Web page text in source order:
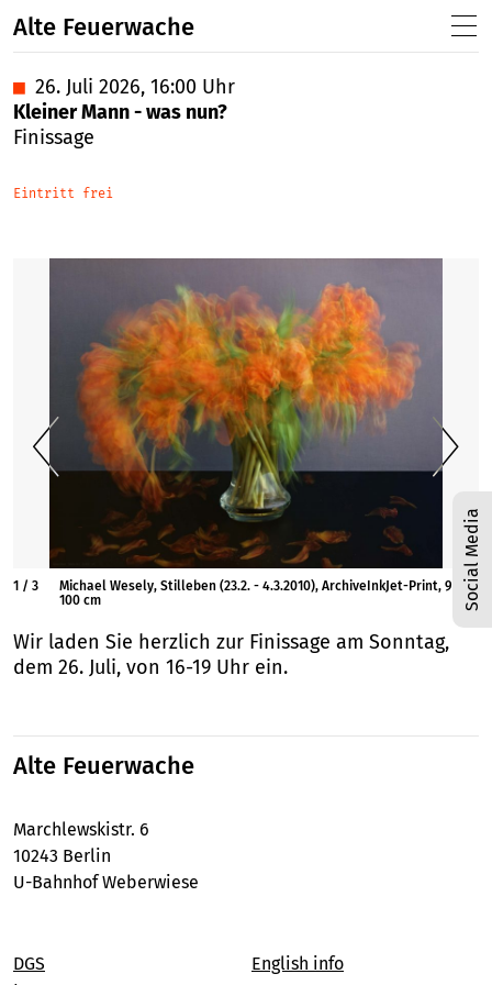
Alte Feuerwache
Social Media
■ 26. Juli 2026, 16:00 Uhr
Kleiner Mann - was nun?
Finissage
Eintritt frei
Michael Wesely, Stilleben (23.2. - 4.3.2010), ArchiveInkJet-Print, 90 x
100 cm
1 / 3
Wir laden Sie herzlich zur Finissage am Sonntag,
dem 26. Juli, von 16-19 Uhr ein.
Alte Feuerwache
Marchlewskistr. 6
10243 Berlin
U-Bahnhof Weberwiese
DGS
English info